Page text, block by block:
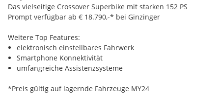
Das vielseitige Crossover Superbike mit starken 152 PS
Prompt verfügbar ab € 18.790,-* bei Ginzinger
Weitere Top Features:
elektronisch einstellbares Fahrwerk
Smartphone Konnektivität
umfangreiche Assistenzsysteme
*Preis gültig auf lagernde Fahrzeuge MY24